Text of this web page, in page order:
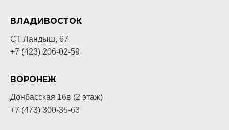
ВЛАДИВОСТОК
СТ Ландыш, 67
+7 (423) 206-02-59
ВОРОНЕЖ
Донбасская 16в (2 этаж)
+7 (473) 300-35-63